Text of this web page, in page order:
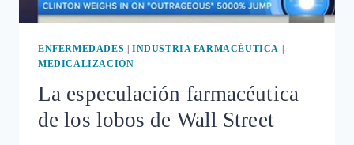
ENFERMEDADES INDUSTRIA FARMACÉUTICA
MEDICALIZACIÓN
La especulación farmacéutica
de los lobos de Wall Street